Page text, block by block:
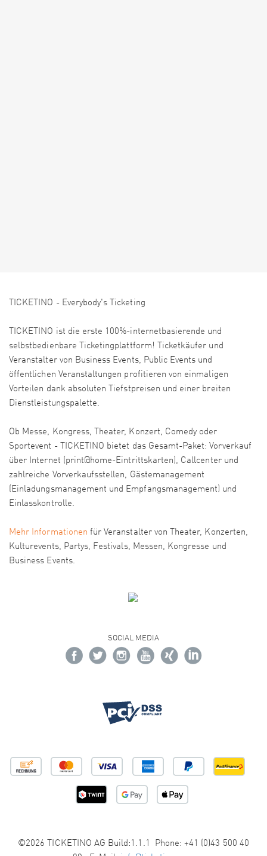
TICKETINO - Everybody's Ticketing
TICKETINO ist die erste 100%-internetbasierende und
selbstbedienbare Ticketingplattform! Ticketkäufer und
Veranstalter von Business Events, Public Events und
öffentlichen Veranstaltungen profitieren von einmaligen
Vorteilen dank absoluten Tiefstpreisen und einer breiten
Dienstleistungspalette.
Ob Messe, Kongress, Theater, Konzert, Comedy oder
Sportevent - TICKETINO bietet das Gesamt-Paket: Vorverkauf
über Internet (print@home-Eintrittskarten), Callcenter und
zahlreiche Vorverkaufsstellen, Gästemanagement
(Einladungsmanagement und Empfangsmanagement) und
Einlasskontrolle.
Mehr Informationen für Veranstalter von Theater, Konzerten,
Kulturevents, Partys, Festivals, Messen, Kongresse und
Business Events.
SOCIAL MEDIA
©2026 TICKETINO AG Build:1.1.1 Phone: +41 (0)43 500 40